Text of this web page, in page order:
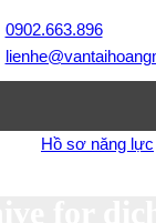
0902.663.896
Hồ sơ năng lực